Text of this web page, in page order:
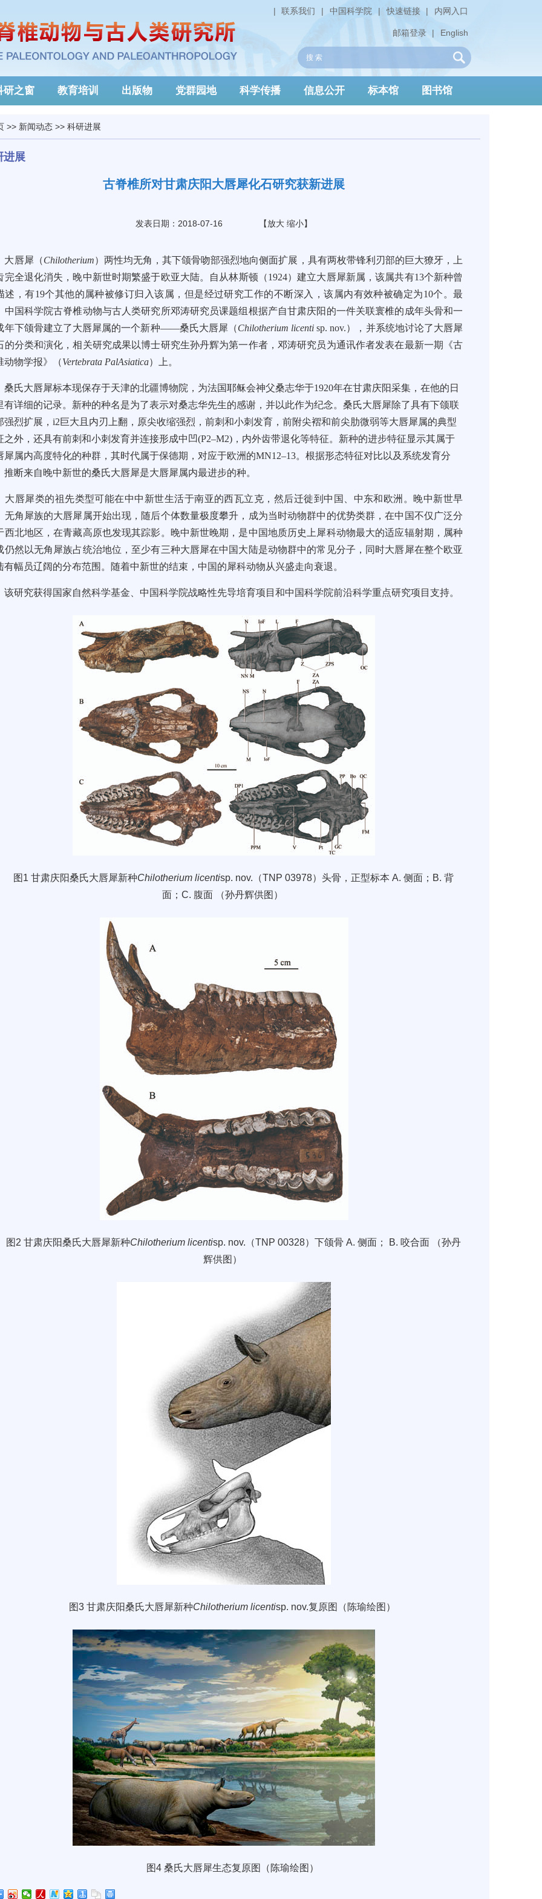
内网入口
|
快速链接
|
中国科学院
|
联系我们
|
English
|
邮箱登录
研之窗 教育培训 出版物 党群园地 科学传播 信息公开 标本馆 图书馆
>> 新闻动态>> 科研进展
进展
古脊椎所对甘肃庆阳大唇犀化石研究获新进展
发表日期：2018-07-16 【放大 缩小】
大唇犀（Chilotherium）两性均无角，其下颌骨吻部强烈地向侧面扩展，具有两枚带锋利刃部的巨大獠牙，上
完全退化消失，晚中新世时期繁盛于欧亚大陆。
自从林斯顿 （1924）建立大唇犀新属 ，该属共有13个新种曾
述，有19个其他的属种被修订归入该属，但是经过研究工作的不断深入，该属内有效种被确定为10个。最
中国科学院古脊椎动物与古人类研究所邓涛研究员课题组根据产自甘肃庆阳的一件关联寰椎的成年头骨和一
年下颌骨建立了大唇犀属的一个新种——桑氏大唇犀（Chilotherium licentisp. nov.），并系统地讨论了大唇犀
的分类和演化，相关研究成果以博士研究生孙丹辉为第一作者，邓涛研究员为通讯作者发表在最新一期《古
动物学报》（Vertebrata PalAsiatica）上。
桑氏大唇犀标本现保存于天津的北疆博物院，为法国耶稣会神父桑志华于1920年在甘肃庆阳采集，在他的日
有详细的记录。新种的种名是为了表示对桑志华先生的感谢，并以此作为纪念。桑氏大唇犀除了具有下颌联
强烈扩展，i2巨大且内刃上翻，原尖收缩强烈，前刺和小刺发育，前附尖褶和前尖肋微弱等大唇犀属的典型
之外，还具有前刺和小刺发育并连接形成中凹(P2–M2) ，内外齿带退化等特征。新种的进步特征显示其属于
犀属内高度特化的种群，其时代属于保德期，对应于欧洲的MN12–13。根据形态特征对比以及系统发育分
推断来自晚中新世的桑氏大唇犀是大唇犀属内最进步的种。
大唇犀类的祖先类型可能在中中新世生活于南亚的西瓦立克，然后迁徙到中国、中东和欧洲。 晚中新世早
无角犀族的大唇犀属开始出现，随后个体数量极度攀升，成为当时动物群中的优势类群，在中国不仅广泛分
西北地区，在青藏高原也发现其踪影。晚中新世晚期，是中国地质历史上犀科动物最大的适应辐射期，属种
仍然以无角犀族占统治地位，至少有三种大唇犀在中国大陆是动物群中的常见分子，同时大唇犀在整个欧亚
有幅员辽阔的分布范围。随着中新世的结束，中国的犀科动物从兴盛走向衰退。
该研究获得国家自然科学基金、中国科学院战略性先导培育项目和中国科学院前沿科学重点研究项目支持。
图 1甘肃庆阳桑氏大唇犀新种Chilotherium licentisp. nov. （TNP 03978）头骨，正型标本 A.侧面； B.背
面；C. 腹面 （孙丹辉供图）
图 2甘肃庆阳桑氏大唇犀新种Chilotherium licentisp. nov. （TNP 00328）下颌骨 A.侧面； B. 咬合面
（孙丹
辉供图）
图3甘肃庆阳桑氏大唇犀新种Chilotherium licentisp. nov.复原图 （陈瑜绘图）
图4 桑氏大唇犀生态复原图 （陈瑜绘图）